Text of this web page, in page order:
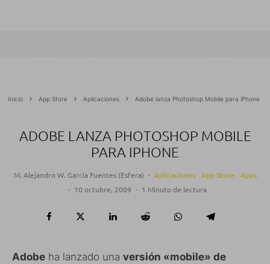
Inicio App Store Aplicaciones Adobe lanza Photoshop Mobile para iPhone
ADOBE LANZA PHOTOSHOP MOBILE
PARA IPHONE
M. Alejandro W. García Fuentes (Esfera) · Aplicaciones App Store
Apps
· 10 octubre, 2009 · 1 Minuto de lectura
Adobe ha lanzado una versión «mobile» de